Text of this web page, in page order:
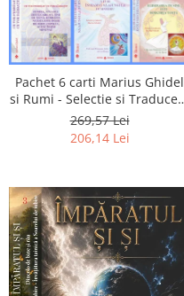
Pachet 6 carti Marius Ghidel
si Rumi - Selectie si Traducere
de Marius Ghidel
269,57 Lei
206,14 Lei